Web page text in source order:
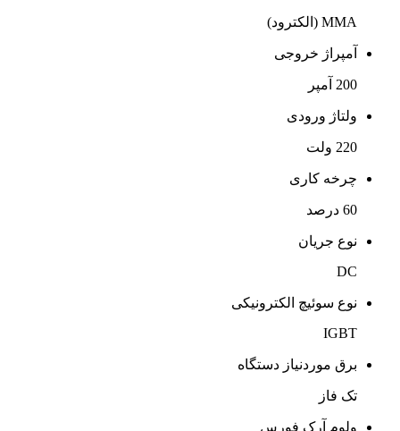
MMA (الکترود)
آمپراژ خروجی
200 آمپر
ولتاژ ورودی
220 ولت
چرخه کاری
60 درصد
نوع جریان
DC
نوع سوئیچ الکترونیکی
IGBT
برق موردنیاز دستگاه
تک فاز
ولوم آرک فورس